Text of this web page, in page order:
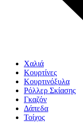
Χαλιά
Κουρτίνες
Κουρτινόξυλα
Ρόλλερ Σκίασης
Γκαζόν
Δάπεδα
Τοίχος